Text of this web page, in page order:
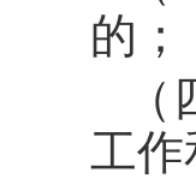
的；
工作